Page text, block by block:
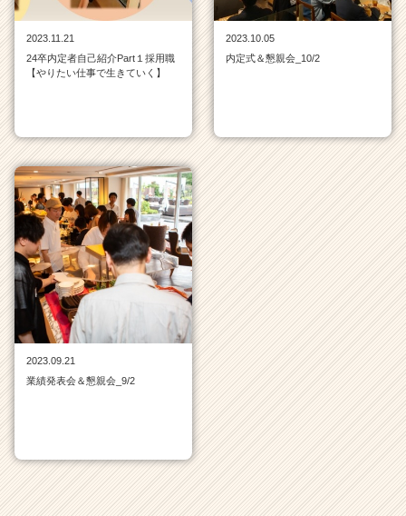
ト
ャ
リ
ア
（C
h
e
e
r
2023.11.21
24卒内定者自己紹介Part１採用職
【やりたい仕事で生きていく】
2023.10.05
内定式＆懇親会_10/2
2023.09.21
業績発表会＆懇親会_9/2